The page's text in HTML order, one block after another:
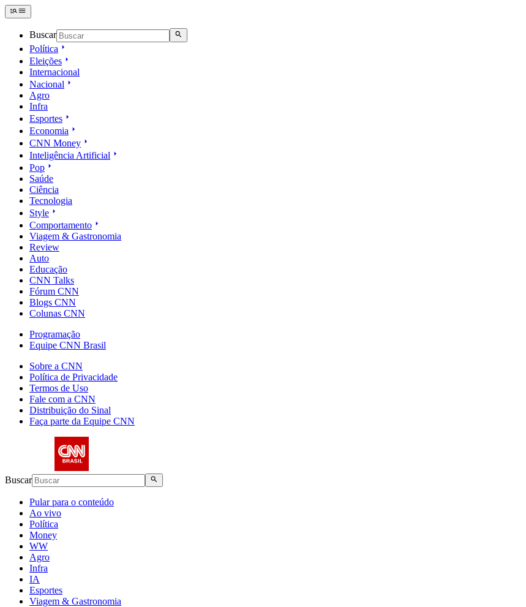
Buscar
Política
Eleições
Internacional
Nacional
Agro
Infra
Esportes
Economia
CNN Money
Inteligência Artificial
Pop
Saúde
Ciência
Tecnologia
Style
Comportamento
Viagem & Gastronomia
Review
Auto
Educação
CNN Talks
Fórum CNN
Blogs CNN
Colunas CNN
Programação
Equipe CNN Brasil
Sobre a CNN
Política de Privacidade
Termos de Uso
Fale com a CNN
Distribuição do Sinal
Faça parte da Equipe CNN
Buscar
Pular para o conteúdo
Ao vivo
Política
Money
WW
Agro
Infra
IA
Esportes
Viagem & Gastronomia